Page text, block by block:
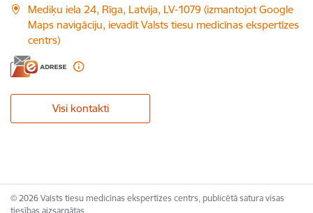
Mediķu iela 24, Rīga, Latvija, LV-1079 (izmantojot Google
Maps navigāciju, ievadīt Valsts tiesu medicīnas ekspertīzes
centrs)
Visi kontakti
© 2026 Valsts tiesu medicīnas ekspertīzes centrs, publicētā satura visas
tiesības aizsargātas.